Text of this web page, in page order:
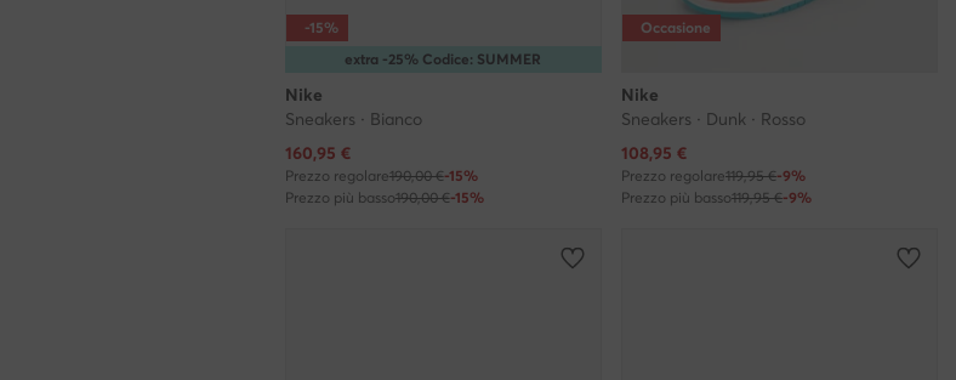
extra -25% Codice: SUMMER
-15%
Nike
Sneakers · Bianco
Prezzo attuale
160,95 €
Prezzo regolare190,00 €-15%
Prezzo più basso190,00 €-15%
Occasione
Nike
Sneakers · Dunk · Rosso
Prezzo attuale
108,95 €
Prezzo regolare119,95 €-9%
Prezzo più basso119,95 €-9%